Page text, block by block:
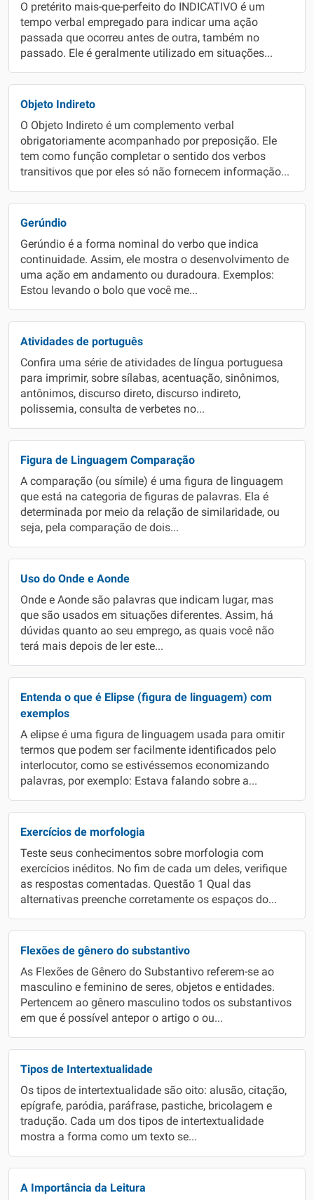
O pretérito mais-que-perfeito do INDICATIVO é um
tempo verbal empregado para indicar uma ação
passada que ocorreu antes de outra, também no
passado. Ele é geralmente utilizado em situações...
Objeto Indireto
O Objeto Indireto é um complemento verbal
obrigatoriamente acompanhado por preposição. Ele
tem como função completar o sentido dos verbos
transitivos que por eles só não fornecem informação...
Gerúndio
Gerúndio é a forma nominal do verbo que indica
continuidade. Assim, ele mostra o desenvolvimento de
uma ação em andamento ou duradoura. Exemplos:
Estou levando o bolo que você me...
Atividades de português
Confira uma série de atividades de língua portuguesa
para imprimir, sobre sílabas, acentuação, sinônimos,
antônimos, discurso direto, discurso indireto,
polissemia, consulta de verbetes no...
Figura de Linguagem Comparação
A comparação (ou símile) é uma figura de linguagem
que está na categoria de figuras de palavras. Ela é
determinada por meio da relação de similaridade, ou
seja, pela comparação de dois...
Uso do Onde e Aonde
Onde e Aonde são palavras que indicam lugar, mas
que são usados em situações diferentes. Assim, há
dúvidas quanto ao seu emprego, as quais você não
terá mais depois de ler este...
Entenda o que é Elipse (figura de linguagem) com
exemplos
A elipse é uma figura de linguagem usada para omitir
termos que podem ser facilmente identificados pelo
interlocutor, como se estivéssemos economizando
palavras, por exemplo: Estava falando sobre a...
Exercícios de morfologia
Teste seus conhecimentos sobre morfologia com
exercícios inéditos. No fim de cada um deles, verifique
as respostas comentadas. Questão 1 Qual das
alternativas preenche corretamente os espaços do...
Flexões de gênero do substantivo
As Flexões de Gênero do Substantivo referem-se ao
masculino e feminino de seres, objetos e entidades.
Pertencem ao gênero masculino todos os substantivos
em que é possível antepor o artigo o ou...
Tipos de Intertextualidade
Os tipos de intertextualidade são oito: alusão, citação,
epígrafe, paródia, paráfrase, pastiche, bricolagem e
tradução. Cada um dos tipos de intertextualidade
mostra a forma como um texto se...
A Importância da Leitura